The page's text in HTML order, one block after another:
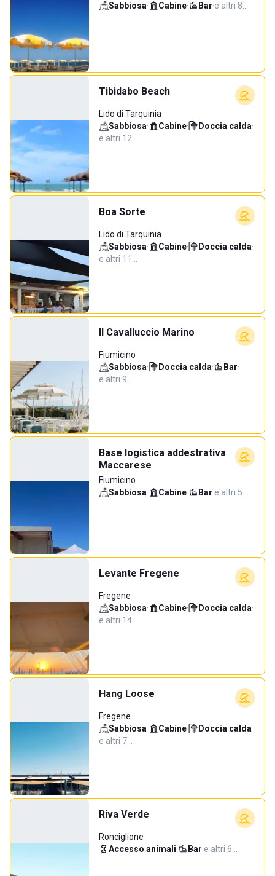
Sabbiosa· Cabine· Bar·e altri 8…
Tibidabo Beach
Lido di Tarquinia
Sabbiosa· Cabine· Doccia calda·
e altri 12…
Boa Sorte
Lido di Tarquinia
Sabbiosa· Cabine· Doccia calda·
e altri 11…
Il Cavalluccio Marino
Fiumicino
Sabbiosa· Doccia calda· Bar·
e altri 9…
Base logistica addestrativa
Maccarese
Fiumicino
Sabbiosa· Cabine· Bar·e altri 5…
Levante Fregene
Fregene
Sabbiosa· Cabine· Doccia calda·
e altri 14…
Hang Loose
Fregene
Sabbiosa· Cabine· Doccia calda·
e altri 7…
Riva Verde
Ronciglione
Accesso animali· Bar·e altri 6…